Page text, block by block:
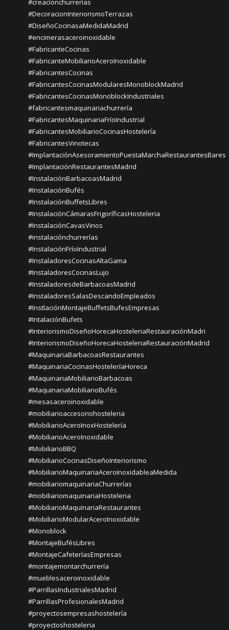
#creaciónchurrerías
#DecoracionInteriorismoTerrazas
#DiseñoCocinasaMedidaMadrid
#encimerasaceroinoxidable
#FabricanteCocinas
#FabricanteMobiliarioAceroInoxidable
#FabricantesCocinas
#FabricantesCocinasModularesMonoblockMadrid
#FabricantesCocinasMonoblockIndustriales
#fabricantesmaquinariachurrería
#FabricantesMaquinariaFríoIndustrial
#FabricantesMobiliarioCocinasHostelería
#FabricantesVinotecas
#ImplantaciónAsesoramientoPuestaMarchaRestaurantesBares
#ImplantaciónRestaurantesMadrid
#InstalaciónBarbacoasMadrid
#InstalaciónBufés
#InstalaciónBuffetsLibres
#InstalaciónCámarasFrigoríficasHosteleria
#InstalaciónCavasVinos
#instalaciónchurrerías
#InstalaciónFríoIndustrial
#InstaladoresCocinasAltaGama
#InstaladoresCocinasLujo
#InstaladoresdeBarbacoasMadrid
#InstaladoresSalasDescandoEmpleados
#InstlaciónMontajeBuffetsBufesEmpresas
#IntalaciónBufets
#InteriorismoDiseñoHorecaHosteleriaRestauraciónMadri
#InteriorismoDiseñoHorecaHosteleriaRestauraciónMadrid
#MaquinariaBarbacoasRestaurantes
#MaquinariaCocinasHosteleríaHoreca
#MaquinariaMobiliarioBarbacoas
#MaquinariaMobiliarioBufés
#mesasaceroinoxidable
#mobiliarioaccesoriohosteleria
#MobiliarioAceroInoxHostelería
#MobiliarioAceroInoxidable
#MobiliarioBBQ
#MobiliarioCocinasDiseñoInteriorismo
#MobiliarioMaquinariaAceroInoxidableaMedida
#mobiliariomaquinariaChurrerías
#mobiliariomaquinariaHosteleria
#MobiliarioMaquinariaRestaurantes
#MobiliarioModularAceroInoxidable
#Monoblock
#MontajeBufésLibres
#MontajeCafeteríasEmpresas
#montajemontarchurrería
#mueblesaceroinoxidable
#ParrillasIndustrialesMadrid
#ParrillasProfesionalesMadrid
#proyectosempresashostelería
#proyectoshosteleria